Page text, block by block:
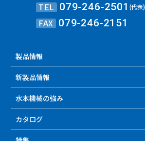
TEL 079-246-2501(代表)
FAX 079-246-2151
製品情報
新製品情報
水本機械の強み
カタログ